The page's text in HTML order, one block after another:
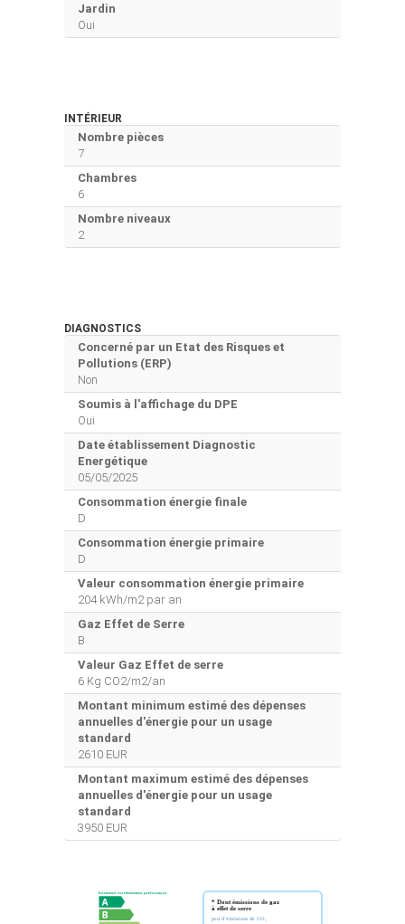
Jardin
Oui
INTÉRIEUR
Nombre pièces
7
Chambres
6
Nombre niveaux
2
DIAGNOSTICS
Concerné par un Etat des Risques et
Pollutions (ERP)
Non
Soumis à l'affichage du DPE
Oui
Date établissement Diagnostic
Energétique
05/05/2025
Consommation énergie finale
D
Consommation énergie primaire
D
Valeur consommation énergie primaire
204 kWh/m2 par an
Gaz Effet de Serre
B
Valeur Gaz Effet de serre
6 Kg CO2/m2/an
Montant minimum estimé des dépenses
annuelles d'énergie pour un usage
standard
2610 EUR
Montant maximum estimé des dépenses
annuelles d'énergie pour un usage
standard
3950 EUR